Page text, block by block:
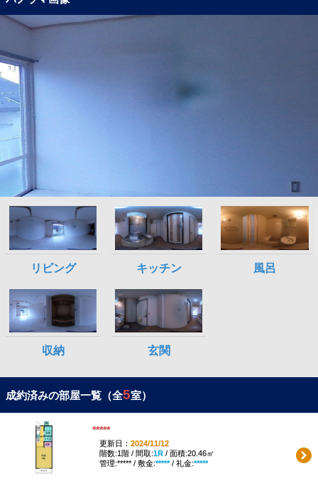
成約済みの部屋一覧（全5室）
*****
更新日： 2024/11/12
階数:1階 / 間取:1R/ 面積:20.46㎡
管理:***** / 敷金:*****/ 礼金:*****